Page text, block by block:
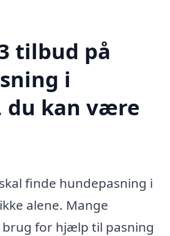
tilbud på
i
du kan være
finde hundepasning i
alene. Mange
for hjælp til pasning